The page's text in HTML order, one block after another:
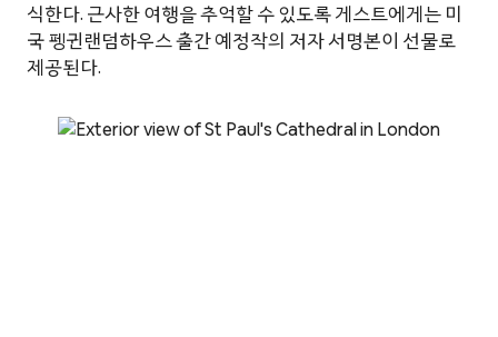
식한다. 근사한 여행을 추억할 수 있도록 게스트에게는 미
국 펭귄랜덤하우스 출간 예정작의 저자 서명본이 선물로
제공된다.